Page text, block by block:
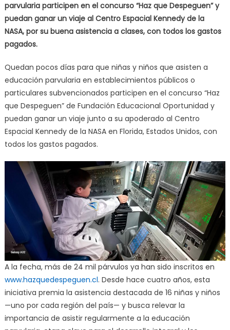
parvularia participen en el concurso “Haz que Despeguen” y
puedan ganar un viaje al Centro Espacial Kennedy de la
NASA, por su buena asistencia a clases, con todos los gastos
pagados.
Quedan pocos días para que niñas y niños que asisten a
educación parvularia en establecimientos públicos o
particulares subvencionados participen en el concurso “Haz
que Despeguen” de Fundación Educacional Oportunidad y
puedan ganar un viaje junto a su apoderado al Centro
Espacial Kennedy de la NASA en Florida, Estados Unidos, con
todos los gastos pagados.
A la fecha, más de 24 mil párvulos ya han sido inscritos en
www.hazquedespeguen.cl. Desde hace cuatro años, esta
iniciativa premia la asistencia destacada de 16 niñas y niños
—uno por cada región del país— y busca relevar la
importancia de asistir regularmente a la educación